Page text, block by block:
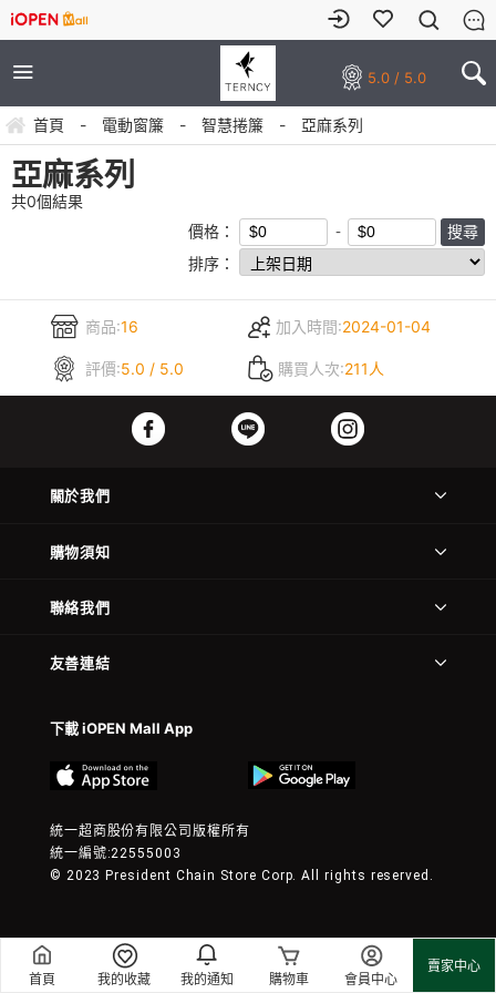
首頁 我的收藏 我的通知 購物車 會員中心
賣家中心
5.0 / 5.0
首頁 - 電動窗簾 - 智慧捲簾 - 亞麻系列
亞麻系列
共0個結果
價格：
排序：
商品:16 加入時間:2024-01-04
評價:5.0 / 5.0 購買人次:211人
關於我們
購物須知
聯絡我們
友善連結
下載 iOPEN Mall App
統一超商股份有限公司版權所有
統一編號:22555003
© 2023 President Chain Store Corp. All rights reserved.